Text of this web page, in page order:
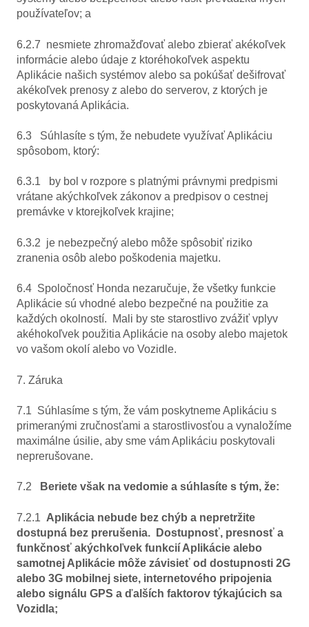
používateľov; a
6.2.7 nesmiete zhromažďovať alebo zbierať akékoľvek
informácie alebo údaje z ktoréhokoľvek aspektu
Aplikácie našich systémov alebo sa pokúšať dešifrovať
akékoľvek prenosy z alebo do serverov, z ktorých je
poskytovaná Aplikácia.
6.3 Súhlasíte s tým, že nebudete využívať Aplikáciu
spôsobom, ktorý:
6.3.1 by bol v rozpore s platnými právnymi predpismi
vrátane akýchkoľvek zákonov a predpisov o cestnej
premávke v ktorejkoľvek krajine;
6.3.2 je nebezpečný alebo môže spôsobiť riziko
zranenia osôb alebo poškodenia majetku.
6.4 Spoločnosť Honda nezaručuje, že všetky funkcie
Aplikácie sú vhodné alebo bezpečné na použitie za
každých okolností. Mali by ste starostlivo zvážiť vplyv
akéhokoľvek použitia Aplikácie na osoby alebo majetok
vo vašom okolí alebo vo Vozidle.
7. Záruka
7.1 Súhlasíme s tým, že vám poskytneme Aplikáciu s
primeranými zručnosťami a starostlivosťou a vynaložíme
maximálne úsilie, aby sme vám Aplikáciu poskytovali
neprerušovane.
7.2 Beriete však na vedomie a súhlasíte s tým, že:
7.2.1 Aplikácia nebude bez chýb a nepretržite
dostupná bez prerušenia. Dostupnosť, presnosť a
funkčnosť akýchkoľvek funkcií Aplikácie alebo
samotnej Aplikácie môže závisieť od dostupnosti 2G
alebo 3G mobilnej siete, internetového pripojenia
alebo signálu GPS a ďalších faktorov týkajúcich sa
Vozidla;